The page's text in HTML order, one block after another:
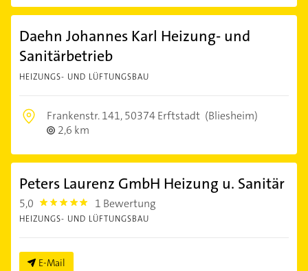
Daehn Johannes Karl Heizung- und
Sanitärbetrieb
HEIZUNGS- UND LÜFTUNGSBAU
Frankenstr. 141,50374 Erftstadt (Bliesheim)
2,6 km
Peters Laurenz GmbH Heizung u. Sanitär
5,0 5.0 1 Bewertung
HEIZUNGS- UND LÜFTUNGSBAU
E-Mail